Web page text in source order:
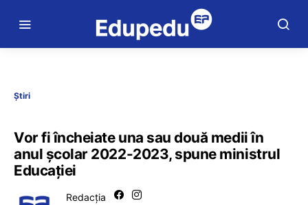
Știri
Vor fi încheiate una sau două medii în
anul școlar 2022-2023, spune ministrul
Educației
Redacția